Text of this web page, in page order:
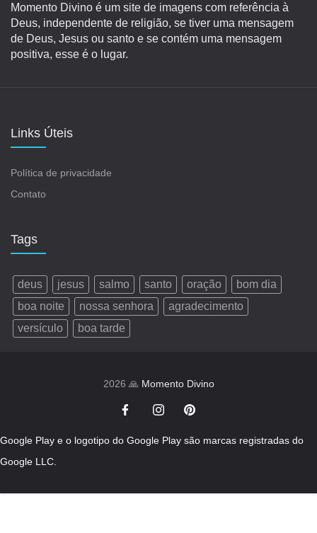
Momento Divino é um site de imagens com referência à
Deus, independente de religião, se tiver uma mensagem
de Deus, Jesus ou santo e se contém uma mensagem
positiva, esse é o lugar.
Links Úteis
Política de privacidade
Contato
Tags
deus jesus salmo santo oração
bom dia
boa noite
nossa senhora
agradecimento
versículo
boa tarde
2026 🙏 Momento Divino
Google Play e o logotipo do Google Play são marcas registradas do
Google LLC.